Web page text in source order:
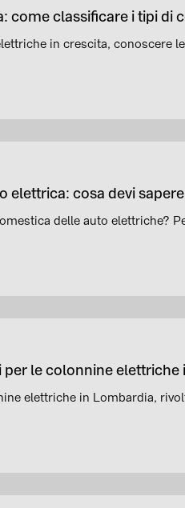
come classificare i tipi di
in crescita, conoscere
elettrica: cosa devi sapere
delle auto elettriche?
le colonnine elettriche
elettriche in Lombardia,